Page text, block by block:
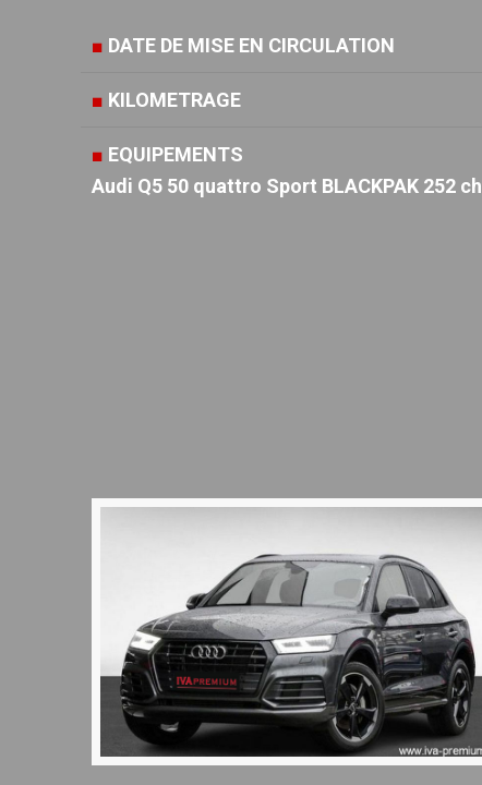
■ DATE DE MISE EN CIRCULATION
■ KILOMETRAGE
■ EQUIPEMENTS
Audi Q5 50 quattro Sport BLACKPAK 252